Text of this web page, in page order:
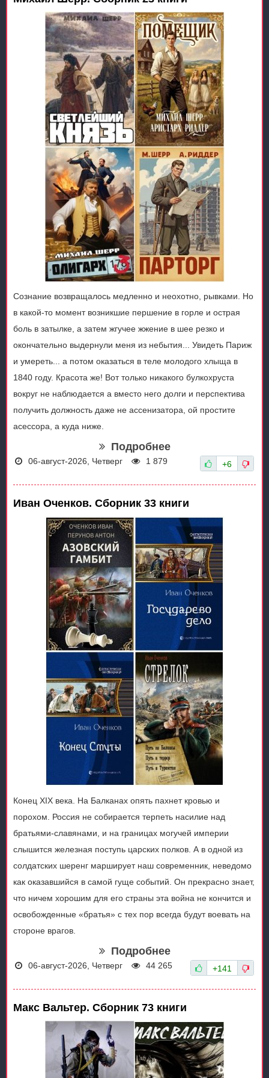
Сознание возвращалось медленно и неохотно, рывками. Но
в какой-то момент возникшие першение в горле и острая
боль в затылке, а затем жгучее жжение в шее резко и
окончательно выдернули меня из небытия... Увидеть Париж
и умереть... а потом оказаться в теле молодого хлыща в
1840 году. Красота же! Вот только никакого булкохруста
вокруг не наблюдается а вместо него долги и перспектива
получить должность даже не ассенизатора, ой простите
асессора, а куда ниже.
Подробнее
06-август-2026, Четверг 1 879 +6
Иван Оченков. Сборник 33 книги
Конец XIX века. На Балканах опять пахнет кровью и
порохом. Россия не собирается терпеть насилие над
братьями-славянами, и на границах могучей империи
слышится железная поступь царских полков. А в одной из
солдатских шеренг марширует наш современник, неведомо
как оказавшийся в самой гуще событий. Он прекрасно знает,
что ничем хорошим для его страны эта война не кончится и
освобожденные «братья» с тех пор всегда будут воевать на
стороне врагов.
Подробнее
06-август-2026, Четверг 44 265 +141
Макс Вальтер. Сборник 73 книги